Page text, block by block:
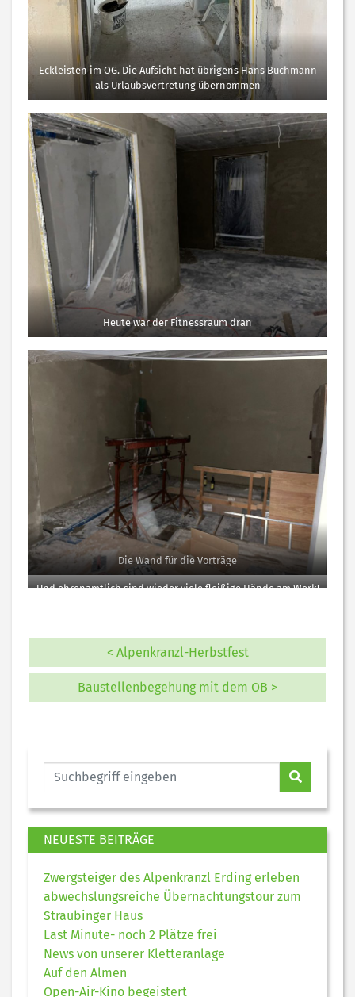
Eckleisten im OG. Die Aufsicht hat übrigens Hans Buchmann
als Urlaubsvertretung übernommen
Heute war der Fitnessraum dran
Die Wand für die Vorträge
Und ehrenamtlich sind wieder viele fleißige Hände am Werk!
< Alpenkranzl-Herbstfest
Baustellenbegehung mit dem OB >
NEUESTE BEITRÄGE
Zwergsteiger des Alpenkranzl Erding erleben
abwechslungsreiche Übernachtungstour zum
Straubinger Haus
Last Minute- noch 2 Plätze frei
News von unserer Kletteranlage
Auf den Almen
Open-Air-Kino begeistert